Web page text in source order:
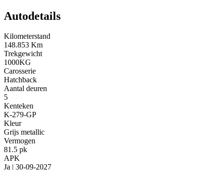
Autodetails
Kilometerstand
148.853 Km
Trekgewicht
1000KG
Carosserie
Hatchback
Aantal deuren
5
Kenteken
K-279-GP
Kleur
Grijs metallic
Vermogen
81.5 pk
APK
Ja | 30-09-2027